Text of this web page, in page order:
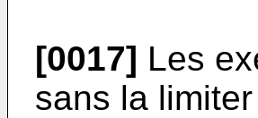
[0017] Les
sans la limiter